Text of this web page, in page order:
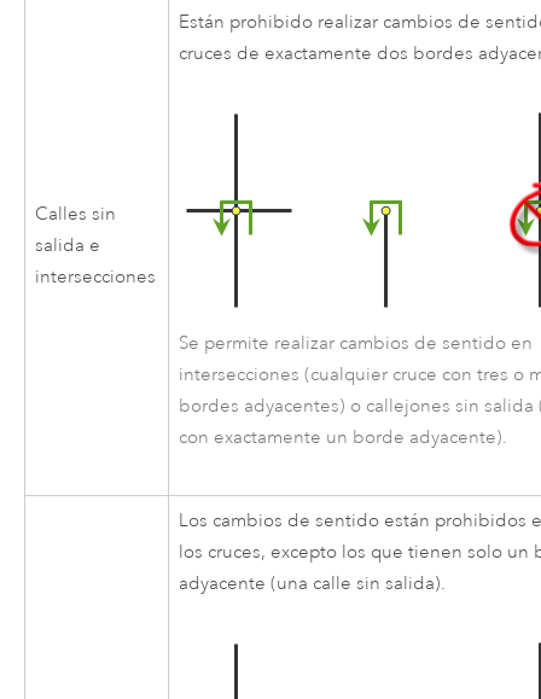
Calles sin
salida e
intersecciones
Están prohibido realizar cambios de
cruces de exactamente dos bordes
Se permite realizar cambios de sentido en
intersecciones (cualquier cruce con tres o
bordes adyacentes) o callejones sin salida
con exactamente un borde adyacente).
Los cambios de sentido están prohibidos
los cruces, excepto los que tienen solo un
adyacente (una calle sin salida).